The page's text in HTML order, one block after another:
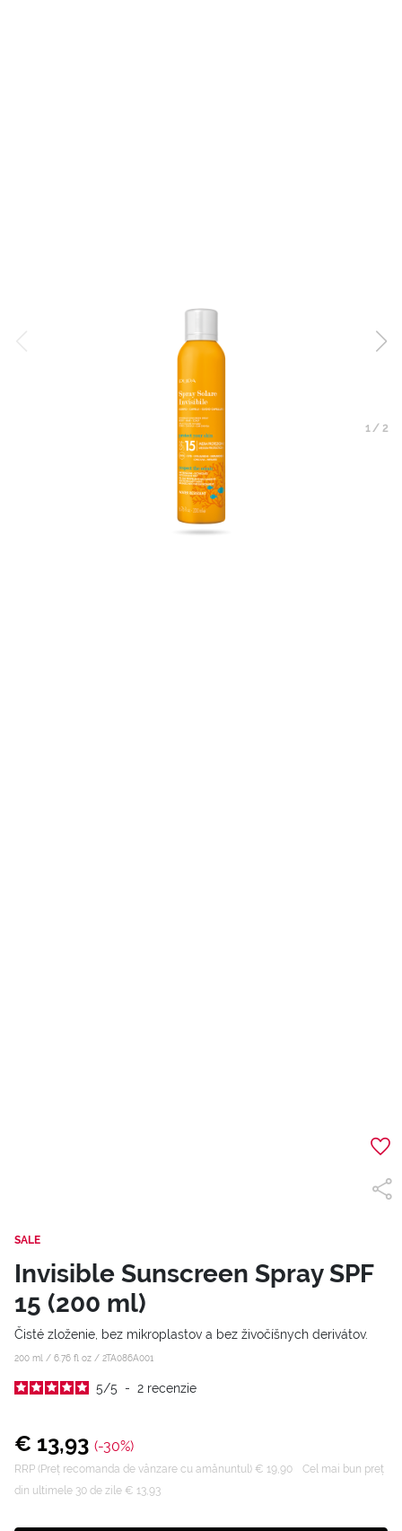
1/ 2
SALE
Invisible Sunscreen Spray SPF
15 (200 ml)
Čisté zloženie, bez mikroplastov a bez živočíšnych derivátov.
200 ml / 6.76 fl oz / 2TA086A001
5/5 - 2 recenzie
€ 13,93 (-30%)
RRP (Preț recomanda de vânzare cu amănuntul) € 19,90
Cel mai bun preț
din ultimele 30 de zile € 13,93